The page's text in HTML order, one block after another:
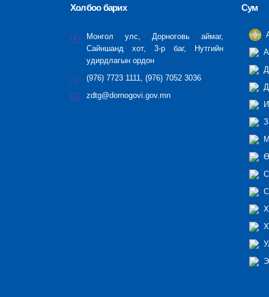
Холбоо барих
Монгол улс, Дорноговь аймаг,
Сайншанд хот, 3-р баг, Нутгийн
удирдлагын ордон
(976) 7723 1111, (976) 7052 3036
zdtg@dornogovi.gov.mn
Сум